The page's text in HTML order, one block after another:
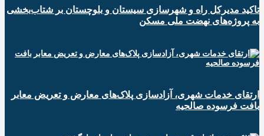
تاکید مدیرکل راه و شهرسازی سیستان و بلوچستان بر شتاب‌بخشی
به پروژه‌های نهضت ملی مسکن
ارتقای خدمات شهری، آزادسازی پلاک‌های معارض و تعریض معابر
بافت فرسوده صالحیه